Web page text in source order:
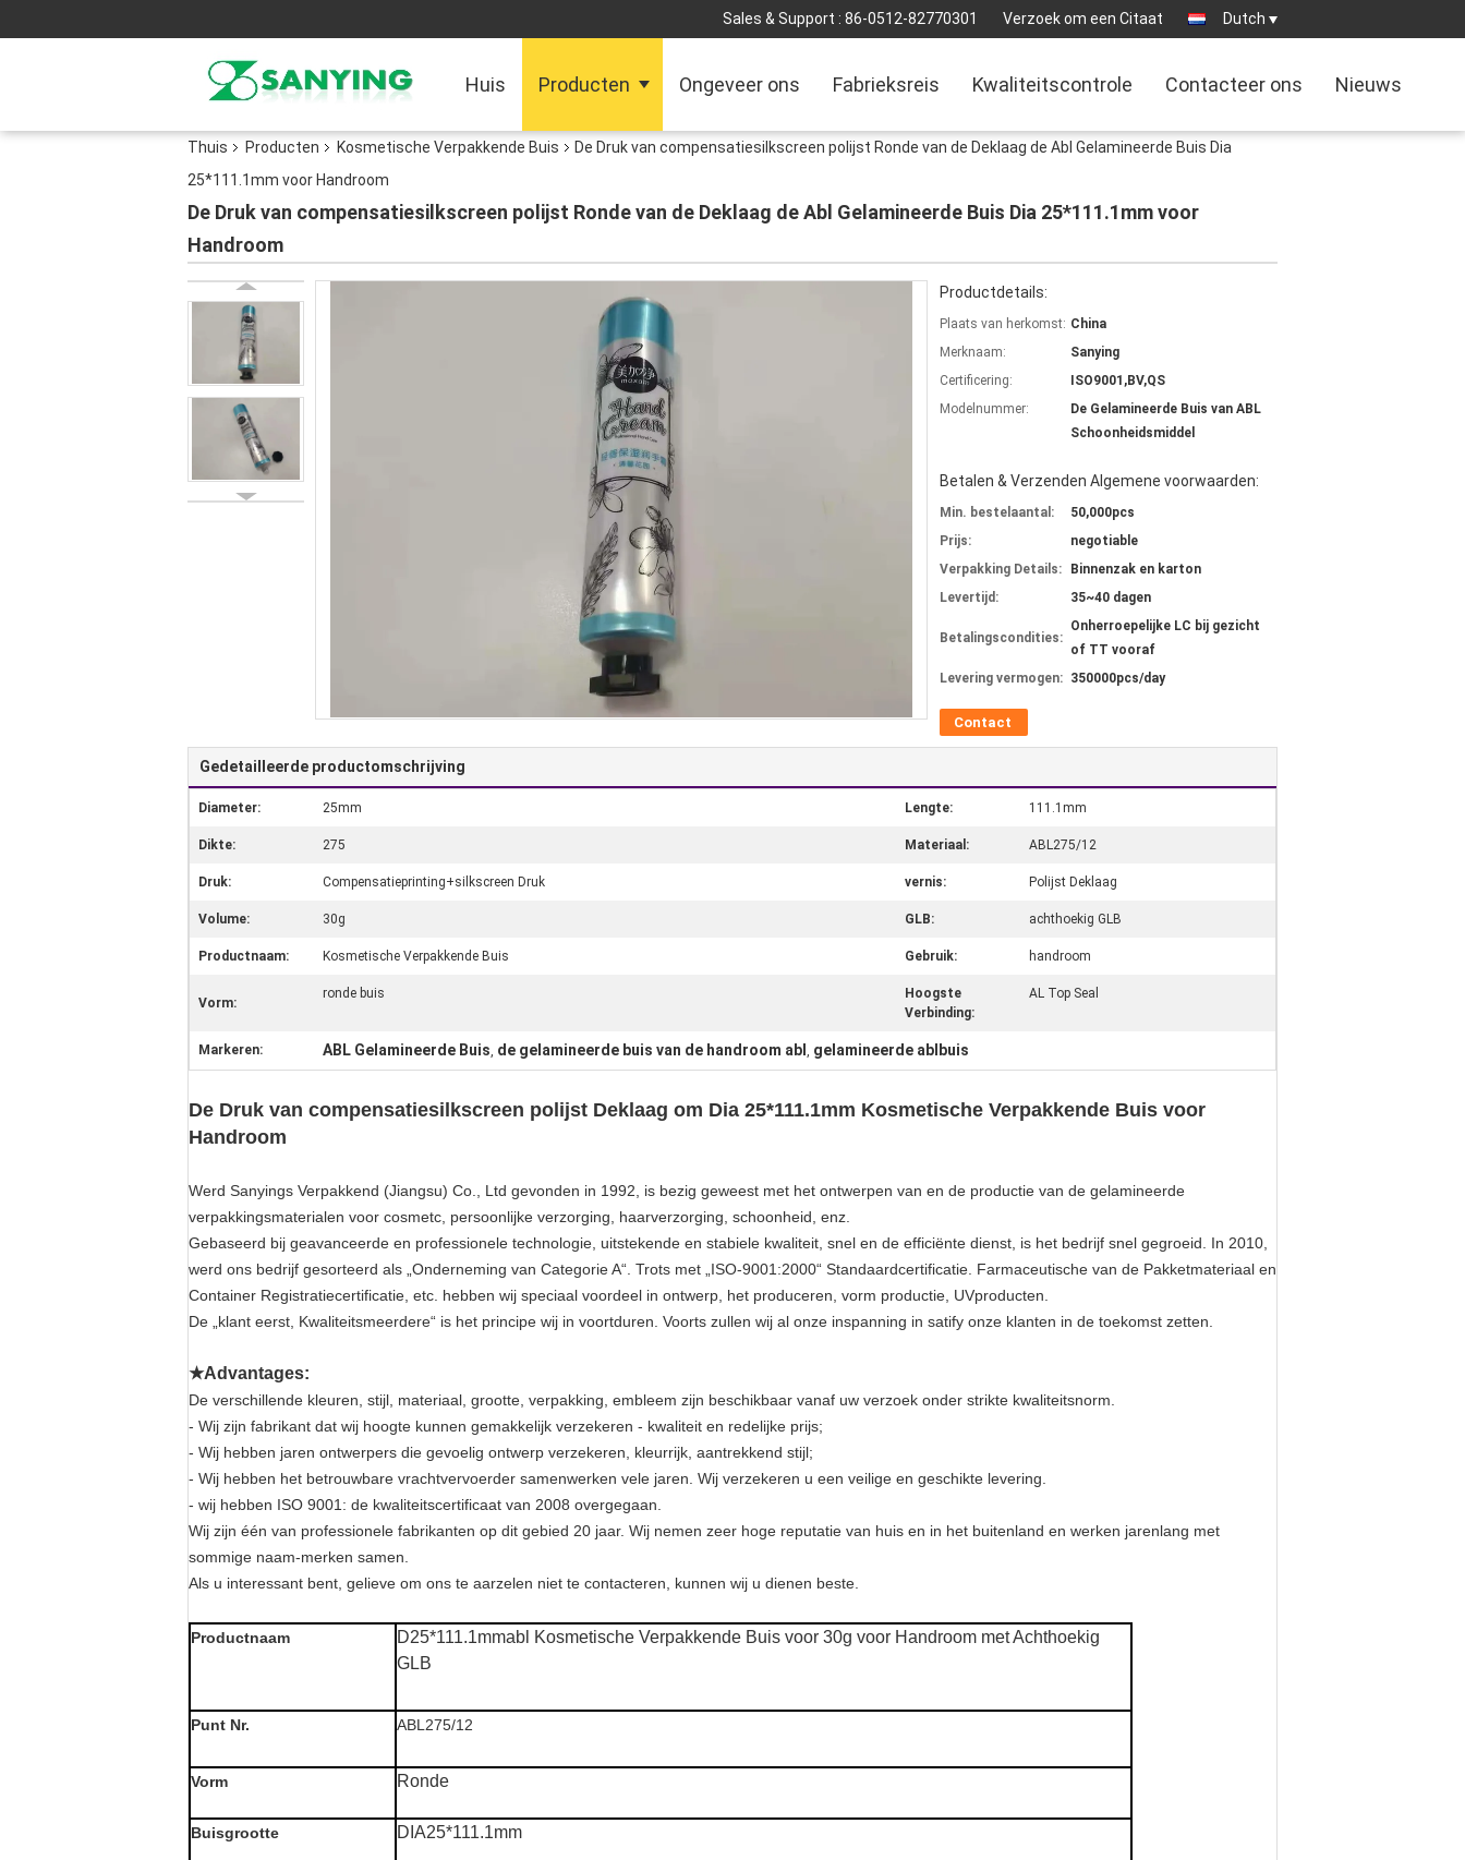
Sales & Support : 86-0512-82770301 Verzoek om een Citaat Dutch
Huis Producten Ongeveer ons Fabrieksreis Kwaliteitscontrole Contacteer ons Nieuws
Thuis Producten Kosmetische Verpakkende Buis
De Druk van compensatiesilkscreen polijst Ronde van de Deklaag de Abl Gelamineerde Buis Dia
25*111.1mm voor Handroom
De Druk van compensatiesilkscreen polijst Ronde van de Deklaag de Abl Gelamineerde Buis Dia 25*111.1mm voor
Handroom
Productdetails:
Plaats van herkomst: China
Merknaam:
Sanying
Certificering:
ISO9001,BV,QS
Modelnummer:
De Gelamineerde Buis van ABL
Schoonheidsmiddel
Betalen & Verzenden Algemene voorwaarden:
Min. bestelaantal:
50,000pcs
Prijs:
negotiable
Verpakking Details:
Binnenzak en karton
Levertijd:
35~40 dagen
Betalingscondities:
Onherroepelijke LC bij gezicht
of TT vooraf
Levering vermogen: 350000pcs/day
Contact
Gedetailleerde productomschrijving
Diameter: 25mm Lengte: 111.1mm
Dikte: 275 Materiaal: ABL275/12
Druk: Compensatieprinting+silkscreen Druk vernis: Polijst Deklaag
Volume: 30g GLB: achthoekig GLB
Productnaam: Kosmetische Verpakkende Buis Gebruik: handroom
Vorm:
ronde buis
Hoogste
Verbinding:
AL Top Seal
Markeren: ABL Gelamineerde Buis, de gelamineerde buis van de handroom abl , gelamineerde ablbuis
De Druk van compensatiesilkscreen polijst Deklaag om Dia 25*111.1mm Kosmetische Verpakkende Buis voor
Handroom
Werd Sanyings Verpakkend (Jiangsu) Co., Ltd gevonden in 1992, is bezig geweest met het ontwerpen van en de productie van de gelamineerde
verpakkingsmaterialen voor cosmetc, persoonlijke verzorging, haarverzorging, schoonheid, enz.
Gebaseerd bij geavanceerde en professionele technologie, uitstekende en stabiele kwaliteit, snel en de efficiënte dienst, is het bedrijf snel gegroeid. In 2010,
werd ons bedrijf gesorteerd als „Onderneming van Categorie A“. Trots met „ISO-9001:2000“ Standaardcertificatie. Farmaceutische van de Pakketmateriaal en
Container Registratiecertificatie, etc. hebben wij speciaal voordeel in ontwerp, het produceren, vorm productie, UVproducten.
De „klant eerst, Kwaliteitsmeerdere“ is het principe wij in voortduren. Voorts zullen wij al onze inspanning in satify onze klanten in de toekomst zetten.
★Advantages:
De verschillende kleuren, stijl, materiaal, grootte, verpakking, embleem zijn beschikbaar vanaf uw verzoek onder strikte kwaliteitsnorm.
- Wij zijn fabrikant dat wij hoogte kunnen gemakkelijk verzekeren - kwaliteit en redelijke prijs;
- Wij hebben jaren ontwerpers die gevoelig ontwerp verzekeren, kleurrijk, aantrekkend stijl;
- Wij hebben het betrouwbare vrachtvervoerder samenwerken vele jaren. Wij verzekeren u een veilige en geschikte levering.
- wij hebben ISO 9001: de kwaliteitscertificaat van 2008 overgegaan.
Wij zijn één van professionele fabrikanten op dit gebied 20 jaar. Wij nemen zeer hoge reputatie van huis en in het buitenland en werken jarenlang met
sommige naam-merken samen.
Als u interessant bent, gelieve om ons te aarzelen niet te contacteren, kunnen wij u dienen beste.
Productnaam
D25*111.1mmabl Kosmetische Verpakkende Buis voor 30g voor Handroom met Achthoekig
GLB
Punt Nr. ABL275/12
Vorm Ronde
Buisgrootte DIA25*111.1mm